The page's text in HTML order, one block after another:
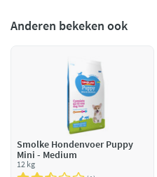
Anderen bekeken ook
Smolke Hondenvoer Puppy
Mini - Medium
12 kg